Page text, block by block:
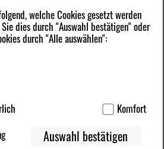
welche Cookies gesetzt werden
dies durch "Auswahl bestätigen" oder
durch "Alle auswählen":
Website notwendig sind (z.B.Komfort
Auswahl bestätigen
sofort lieferbar
Alternative Packungsgrößen:
Lsg.z.Anw.a.d.Kopfhaut60 ml*